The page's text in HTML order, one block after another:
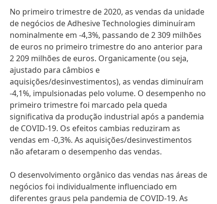
No primeiro trimestre de 2020, as vendas da unidade
de negócios de Adhesive Technologies diminuíram
nominalmente em -4,3%, passando de 2 309 milhões
de euros no primeiro trimestre do ano anterior para
2 209 milhões de euros. Organicamente(ou seja,
ajustado para câmbios e
aquisições/desinvestimentos), as vendas diminuíram
-4,1%, impulsionadas pelo volume. O desempenho no
primeiro trimestre foi marcado pela queda
significativa da produção industrial após a pandemia
de COVID-19. Os efeitos cambias reduziram as
vendas em -0,3%. As aquisições/desinvestimentos
não afetaram o desempenho das vendas.
O desenvolvimento orgânico das vendas nas áreas de
negócios foi individualmente influenciado em
diferentes graus pela pandemia de COVID-19. As